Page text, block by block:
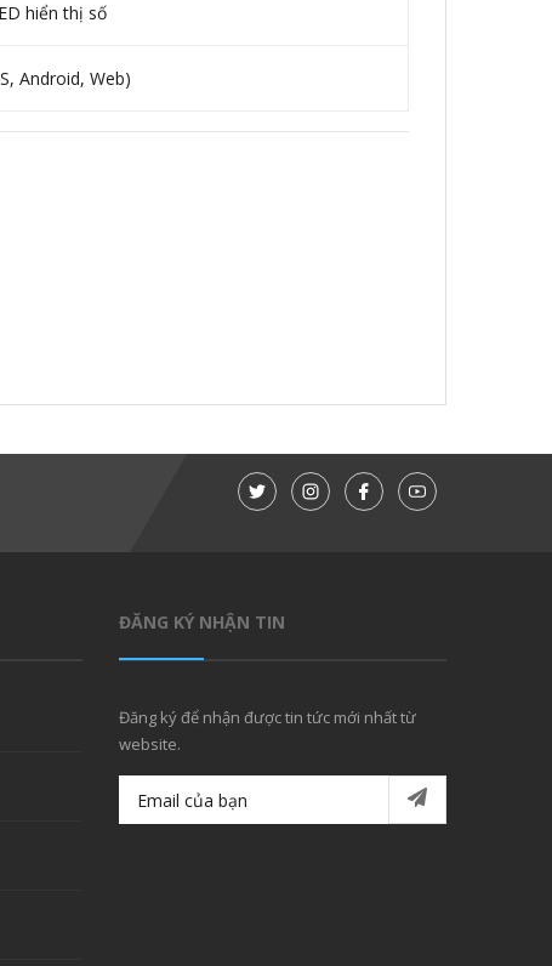
hiển thị số
Android, Web)
ĐĂNG KÝ NHẬN TIN
Đăng ký để nhận được tin tức mới nhất từ
website.